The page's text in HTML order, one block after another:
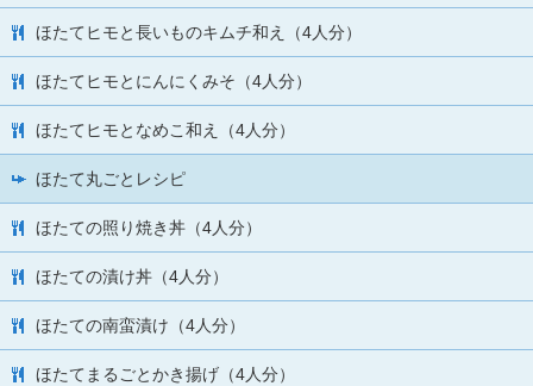
ほたてヒモと長いものキムチ和え（4人分）
ほたてヒモとにんにくみそ（4人分）
ほたてヒモとなめこ和え（4人分）
ほたて丸ごとレシピ
ほたての照り焼き丼（4人分）
ほたての漬け丼（4人分）
ほたての南蛮漬け（4人分）
ほたてまるごとかき揚げ（4人分）